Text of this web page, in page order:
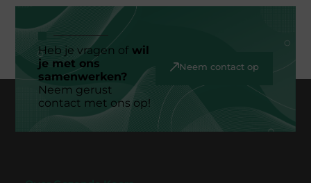
Heb je vragen ofwil
je met ons
samenwerken?
Neem gerust
contact met ons op!
Neem contact op